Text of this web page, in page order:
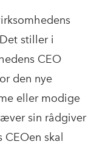
stiller i
CEO
den nye
eller modige
sin rådgiver
skal